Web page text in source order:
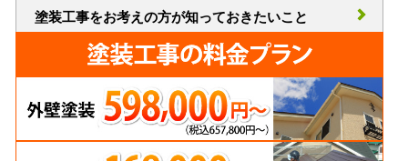
塗装工事をお考えの方が知っておきたいこと